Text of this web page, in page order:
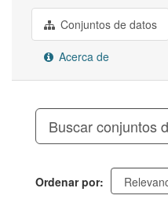
Conjuntos de datos
Acerca de
Ordenar por